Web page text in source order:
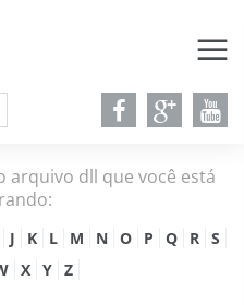
arquivo dll que você está
J K L M N O P Q R
S
X Y Z